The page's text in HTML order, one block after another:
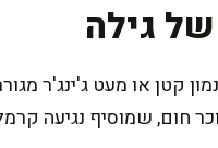
גילה
קטן או מעט ג'ינג'ר
חום, שמוסיף נגיעה